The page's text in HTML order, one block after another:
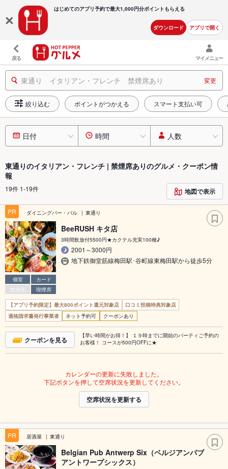
はじめてのアプリ予約で最大1,000円分ポイントもらえる
ダウンロード アプリで開く
戻る マイメニュー
東通り イタリアン・フレンチ 禁煙席あり 変更
絞り込む ポイントがつかえる スマート支払い可
日付 時間 人数
東通りのイタリアン・フレンチ | 禁煙席ありのグルメ・クーポン情
報
19件 1-19件 地図で表示
PR ダイニングバー・バル 東通り
個室
カード
禁煙席
喫煙席
BeeRUSH キタ店
3時間飲放付5500円★カクテル充実100種♪
2001～3000円
地下鉄御堂筋線梅田駅･谷町線東梅田駅から徒歩5分
【アプリ予約限定】最大800ポイント還元対象店
口コミ投稿特典対象店
適格請求書発行事業者
ネット予約可 クーポンあり
クーポンを見る
【早い時間がお得！】 １９時までに開始のパーティご予約の
お客様！ コースが500円OFFに★
カレンダーの更新に失敗しました。
下記ボタンを押して空席状況を更新してください。
空席状況を更新する
PR 居酒屋 東通り
Belgian Pub Antwerp Six（ベルジアンパブ
アントワープシックス）